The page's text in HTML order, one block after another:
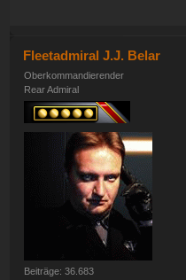
Fleetadmiral J.J. Belar
Oberkommandierender
Rear Admiral
Beiträge: 36.683